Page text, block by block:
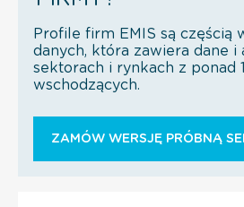
Profile firm EMIS są częścią
danych, która zawiera dane i
sektorach i rynkach z ponad
wschodzących.
ZAMÓW WERSJĘ PRÓBNĄ